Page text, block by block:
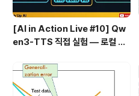
[AI in Action Live #10] Qw
en3-TTS 직접 실험 — 로컬 설